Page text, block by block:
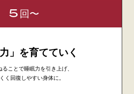
5 回〜
力」を育てていく
ことで睡眠力を引き上げ、
く回復しやすい身体に。